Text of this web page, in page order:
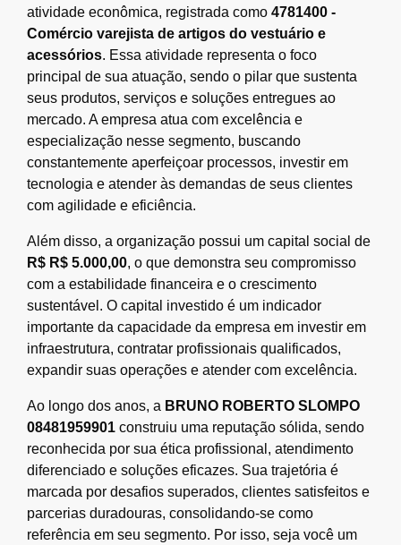
atividade econômica, registrada como 4781400 -
Comércio varejista de artigos do vestuário e
acessórios. Essa atividade representa o foco
principal de sua atuação, sendo o pilar que sustenta
seus produtos, serviços e soluções entregues ao
mercado. A empresa atua com excelência e
especialização nesse segmento, buscando
constantemente aperfeiçoar processos, investir em
tecnologia e atender às demandas de seus clientes
com agilidade e eficiência.
Além disso, a organização possui um capital social de
R$ R$ 5.000,00, o que demonstra seu compromisso
com a estabilidade financeira e o crescimento
sustentável. O capital investido é um indicador
importante da capacidade da empresa em investir em
infraestrutura, contratar profissionais qualificados,
expandir suas operações e atender com excelência.
Ao longo dos anos, a BRUNO ROBERTO SLOMPO
08481959901 construiu uma reputação sólida, sendo
reconhecida por sua ética profissional, atendimento
diferenciado e soluções eficazes. Sua trajetória é
marcada por desafios superados, clientes satisfeitos e
parcerias duradouras, consolidando-se como
referência em seu segmento. Por isso, seja você um